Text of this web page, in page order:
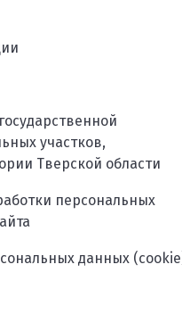
участков,
Тверской области
персональных
данных